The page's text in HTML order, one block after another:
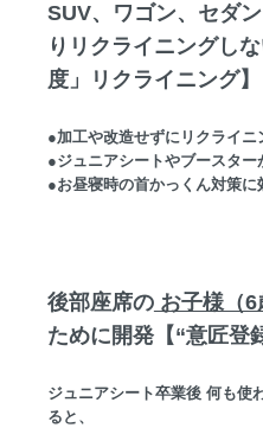
SUV、ワゴン、セダ
りリクライニングし
度」リクライニング】
●加工や改造せずにリクライニ
●ジュニアシートやブースタ
●お昼寝時の首かっくん対策に
後部座席のお子様（6
ために開発【“意匠登
ジュニアシート卒業後 何も使
ると、